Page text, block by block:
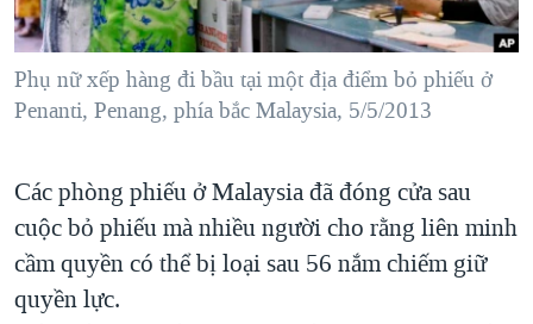
ĐỜI SỐNG
KINH TẾ
KHOA HỌC
VĂN HOÁ
THỂ THAO
GIÁO DỤC
MỘT NĂM CHIẾN TRANH TẠI DẢI GAZA
GIẢI MÃ VÀNH ĐAI & CON ĐƯỜNG
NGÀY TỊ NẠN THẾ GIỚI
GROUND ZERO – XƯA VÀ NAY
CHI PHÍ CHIẾN TRANH AFGHANISTAN
CÁC GIÁ TRỊ CỘNG HÒA Ở VIỆT NAM
NGHE
MẠNG XÃ HỘI
Ngôn ngữ khác
Phụ nữ xếp hàng đi bầu tại một địa điểm bỏ phiếu ở
Penanti, Penang, phía bắc Malaysia, 5/5/2013
Các phòng phiếu ở Malaysia đã đóng cửa sau
cuộc bỏ phiếu mà nhiều người cho rằng liên minh
cầm quyền có thể bị loại sau 56 nắm chiếm giữ
quyền lực.